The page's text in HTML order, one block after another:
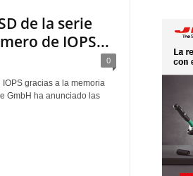
de la serie
de IOPS...
0
gracias a la memoria
GmbH ha anunciado las